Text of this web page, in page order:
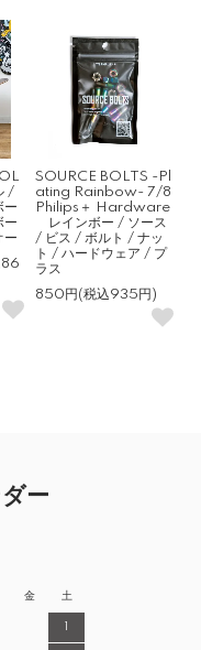
/
ー
ー
ー
SOURCE BOLTS -Pl
ating Rainbow- 7/8
Philips＋ Hardware
レインボー / ソース
/ ビス / ボルト / ナッ
ト / ハードウェア / プ
ラス
850円(税込935円)
ー
金 土
1